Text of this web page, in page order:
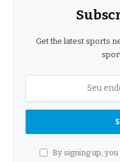
Get the latest sports
By signing up,